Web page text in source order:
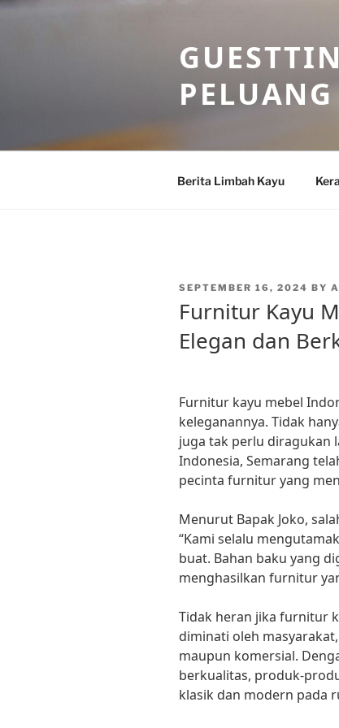
Skip
Berita Limbah Kayu
POSTED
SEPTEMBER 16, 2024 BY
Furnitur Kayu
Elegan dan
Furnitur kayu mebel
keleganannya. Tidak
juga tak perlu diragukan
Indonesia, Semarang
pecinta furnitur yang
Menurut Bapak Joko,
“Kami selalu
buat. Bahan baku yang
menghasilkan furnitur
Tidak heran jika furnitur
diminati oleh
maupun komersial.
berkualitas, produk-
klasik dan modern pada